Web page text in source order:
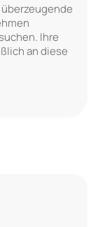
Ihre
an diese